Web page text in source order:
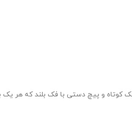
و پیچ دستی با فک بلند که هر یک